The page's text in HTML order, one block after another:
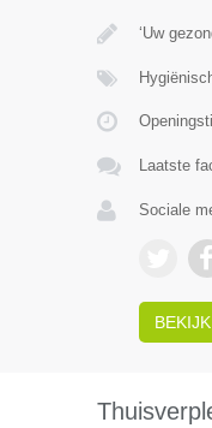
‘Uw
Laatste
Sociale